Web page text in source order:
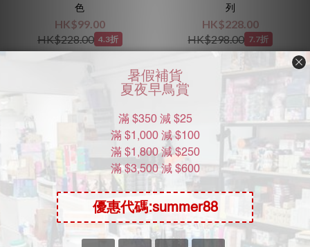
色
HK$99.00
HK$228.00 4.3折
列
HK$228.00
HK$298.00 7.7折